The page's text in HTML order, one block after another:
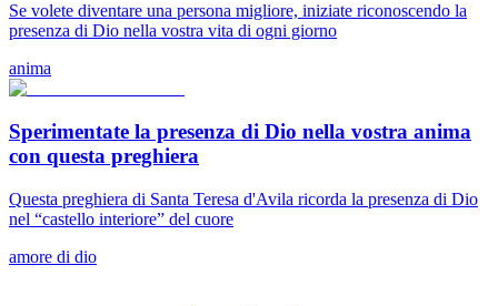
Se volete diventare una persona migliore, iniziate riconoscendo la
presenza di Dio nella vostra vita di ogni giorno
anima
Sperimentate la presenza di Dio nella vostra anima
con questa preghiera
Questa preghiera di Santa Teresa d'Avila ricorda la presenza di Dio
nel “castello interiore” del cuore
amore di dio